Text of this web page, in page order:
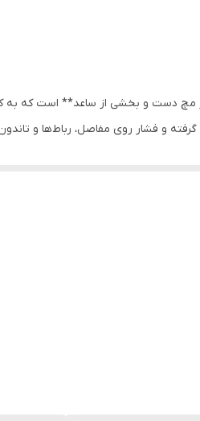
مچ دست و بخشی از ساعد** است که
و فشار روی مفاصل، رباط‌ها و